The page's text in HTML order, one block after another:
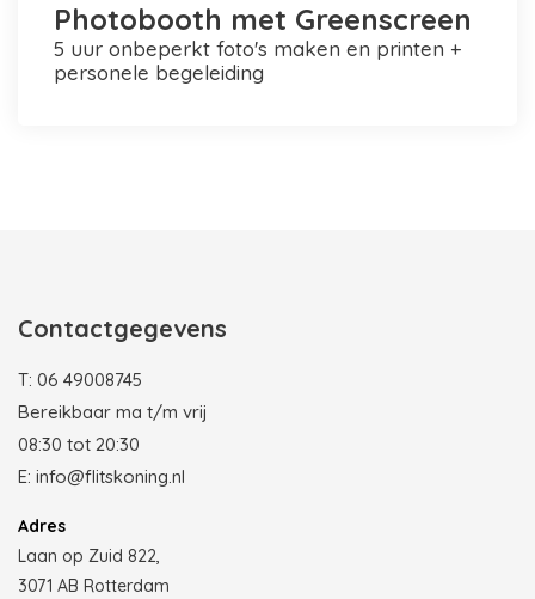
Photobooth met Greenscreen
5 uur onbeperkt foto's maken en printen +
personele begeleiding
Contactgegevens
T: 06 49008745
Bereikbaar ma t/m vrij
08:30 tot 20:30
E: info@flitskoning.nl
Adres
Laan op Zuid 822,
3071 AB Rotterdam